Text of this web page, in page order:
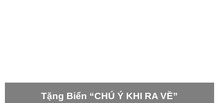
Tặng Biển “CHÚ Ý KHI RA VỀ”